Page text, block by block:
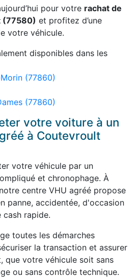
pour votre rachat de
(77580) et profitez d’une
votre véhicule.
disponibles dans les
(77860)
(77860)
votre voiture à un
à Coutevroult
votre véhicule par un
et chronophage. À
centre VHU agréé propose
panne, accidentée, d'occasion
cash rapide.
toutes les démarches
la transaction et assurer
que votre véhicule soit sans
ou sans contrôle technique.